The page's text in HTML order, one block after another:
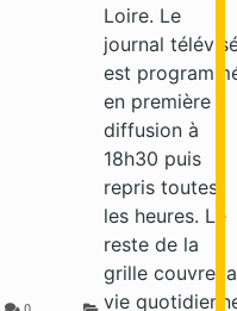
Loire. Le
journal
est
en première
diffusion à
18h30 puis
repris toutes
les heures. Le
reste de la
grille couvre la
vie